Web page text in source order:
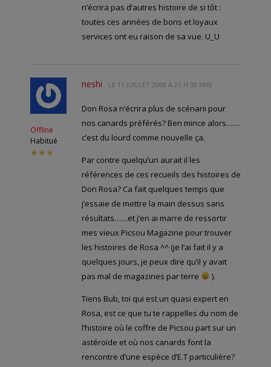
n’écrira pas d’autres histoire de si tôt :
toutes ces années de bons et loyaux
services ont eu raison de sa vue. U_U
Offline
Habitué
★★★
neshi LE 11 JUILLET 2008 À 23 H 38 MIN
Don Rosa n’écrira plus de scénarii pour
nos canards préférés? Ben mince alors……
c’est du lourd comme nouvelle ça.
Par contre quelqu’un aurait il les
références de ces recueils des histoires de
Don Rosa? Ca fait quelques temps que
j’essaie de mettre la main dessus sans
résultats……et j’en ai marre de ressortir
mes vieux Picsou Magazine pour trouver
les histoires de Rosa ^^ (je l’ai fait il y a
quelques jours, je peux dire qu’il y avait
pas mal de magazines par terre
).
Tiens Bub, toi qui est un quasi expert en
Rosa, est ce que tu te rappelles du nom de
l’histoire où le coffre de Picsou part sur un
astéroïde et où nos canards font la
rencontre d’une espèce d’E.T particulière?